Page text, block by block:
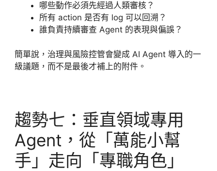
哪些動作必須先經過人類審核？
所有 action 是否有 log 可以回溯？
誰負責持續審查 Agent 的表現與偏誤？
簡單說，治理與風險控管會變成 AI Agent 導入的一
級議題，而不是最後才補上的附件。
趨勢七：垂直領域專用
Agent，從「萬能小幫
手」走向「專職角色」